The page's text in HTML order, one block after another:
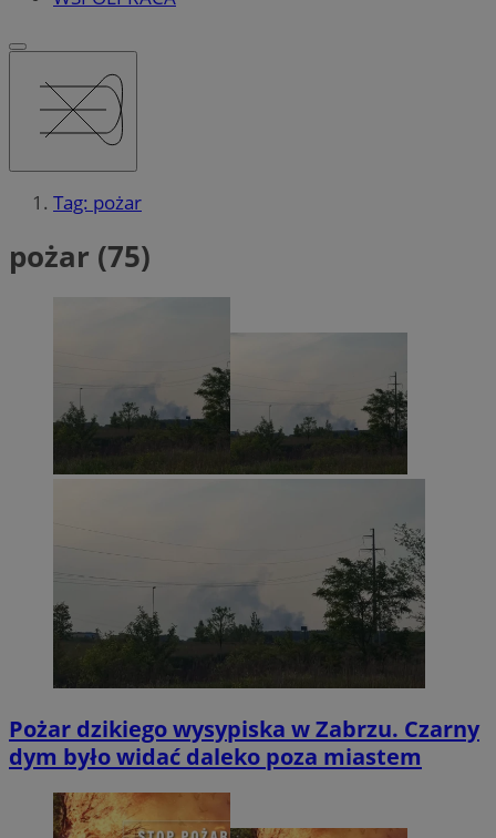
Tag: pożar
pożar (75)
Pożar dzikiego wysypiska w Zabrzu. Czarny
dym było widać daleko poza miastem